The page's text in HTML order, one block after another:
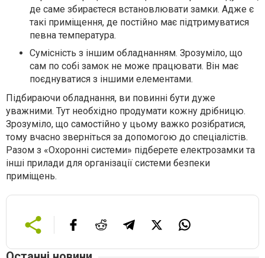
де саме збираєтеся встановлювати замки. Адже є
такі приміщення, де постійно має підтримуватися
певна температура.
Сумісність з іншим обладнанням. Зрозуміло, що
сам по собі замок не може працювати. Він має
поєднуватися з іншими елементами.
Підбираючи обладнання, ви повинні бути дуже
уважними. Тут необхідно продумати кожну дрібницю.
Зрозуміло, що самостійно у цьому важко розібратися,
тому вчасно зверніться за допомогою до спеціалістів.
Разом з «Охоронні системи» підберете електрозамки та
інші прилади для організації системи безпеки
приміщень.